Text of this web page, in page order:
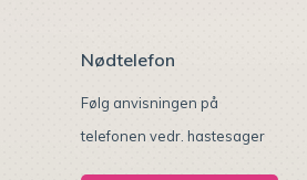
Nødtelefon
Følg anvisningen på
telefonen vedr. hastesager